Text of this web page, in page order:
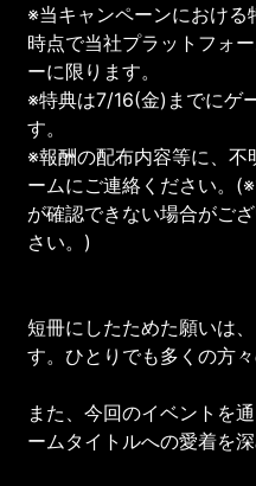
※当キャンペーンにおけ
時点で当社プラットフォ
ーに限ります。
※特典は7/16(金)までにゲ
す。
※報酬の配布内容等に、不
ームにご連絡ください。
が確認できない場合がご
さい。)
短冊にしたためた願いは
す。ひとりでも多くの方
また、今回のイベントを
ームタイトルへの愛着を